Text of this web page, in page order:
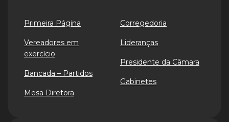
Primeira Página
Vereadores em
exercício
Bancada – Partidos
Mesa Diretora
Corregedoria
Lideranças
Presidente da Câmara
Gabinetes